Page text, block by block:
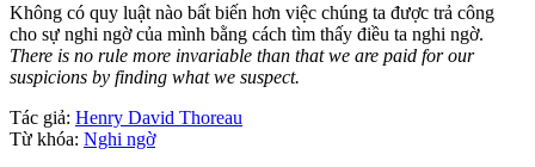
Không có quy luật nào bất biến hơn việc chúng ta được trả công
cho sự nghi ngờ của mình bằng cách tìm thấy điều ta nghi ngờ.
There is no rule more invariable than that we are paid for our
suspicions by finding what we suspect.
Tác giả: Henry David Thoreau
Từ khóa: Nghi ngờ